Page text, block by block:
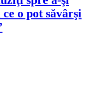
o pot săvârşi